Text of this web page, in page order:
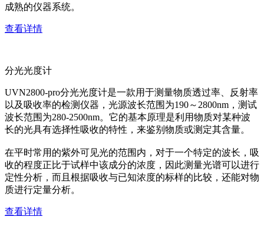
成熟的仪器系统。
查看详情
分光光度计
UVN2800-pro分光光度计是一款用于测量物质透过率、反射率
以及吸收率的检测仪器，光源波长范围为190～2800nm，测试
波长范围为280-2500nm。它的基本原理是利用物质对某种波
长的光具有选择性吸收的特性，来鉴别物质或测定其含量。
在平时常用的紫外可见光的范围内，对于一个特定的波长，吸
收的程度正比于试样中该成分的浓度，因此测量光谱可以进行
定性分析，而且根据吸收与已知浓度的标样的比较，还能对物
质进行定量分析。
查看详情